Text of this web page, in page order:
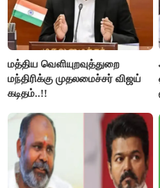
மத்திய வெளியுறவுத்துறை
மந்திரிக்கு முதலமைச்சர் விஜய்
கடிதம்..!!